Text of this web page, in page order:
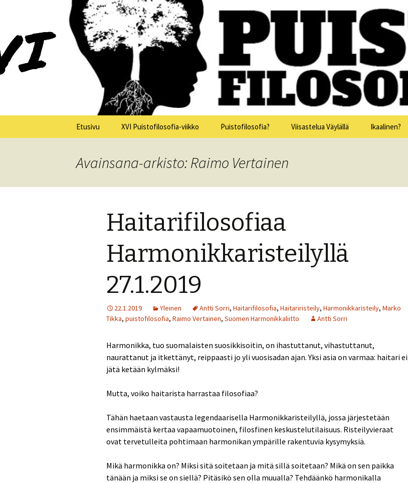
Puistofilosofia
XV Puistofilosofia-viikko Ikaalisissa 15.-19.7.2025
Etusivu XVI Puistofilosofia-viikko
Torstai 23.7.
Lauantai 25.7.
Muuta ohjelmaa
Puistofilosofia? Viisastelua Väylällä Ikaalinen?
Avainsana-arkisto: Raimo Vertainen
Haitarifilosofiaa
Harmonikkaristeilyllä
27.1.2019
22.1.2019 Yleinen Antti Sorri, Haitarifilosofia, Haitariristeily, Harmonikkaristeily, Marko
Tikka, puistofilosofia, Raimo Vertainen, Suomen Harmonikkaliitto Antti Sorri
Harmonikka, tuo suomalaisten suosikkisoitin, on ihastuttanut, vihastuttanut,
naurattanut ja itkettänyt, reippaasti jo yli vuosisadan ajan. Yksi asia on varmaa: haitari ei
jätä ketään kylmäksi!
Mutta, voiko haitarista harrastaa filosofiaa?
Tähän haetaan vastausta legendaarisella Harmonikkaristeilyllä, jossa järjestetään
ensimmäistä kertaa vapaamuotoinen, filosfinen keskustelutilaisuus. Risteilyvieraat
ovat tervetulleita pohtimaan harmonikan ympärille rakentuvia kysymyksiä.
Mikä harmonikka on? Miksi sitä soitetaan ja mitä sillä soitetaan? Mikä on sen paikka
tänään ja miksi se on siellä? Pitäsikö sen olla muualla? Tehdäänkö harmonikalla